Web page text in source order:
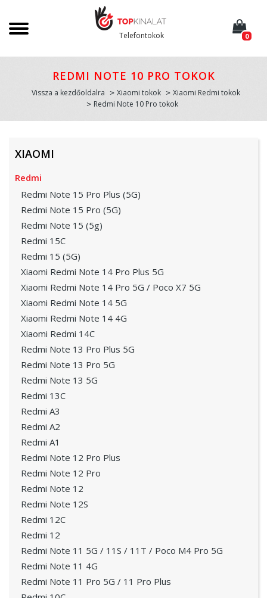
Telefontokok 0
REDMI NOTE 10 PRO TOKOK
Vissza a kezdőoldalra Xiaomi tokok
Xiaomi Redmi tokok
Redmi Note 10 Pro tokok
XIAOMI
Redmi
Redmi Note 15 Pro Plus (5G)
Redmi Note 15 Pro (5G)
Redmi Note 15 (5g)
Redmi 15C
Redmi 15 (5G)
Xiaomi Redmi Note 14 Pro Plus 5G
Xiaomi Redmi Note 14 Pro 5G / Poco X7 5G
Xiaomi Redmi Note 14 5G
Xiaomi Redmi Note 14 4G
Xiaomi Redmi 14C
Redmi Note 13 Pro Plus 5G
Redmi Note 13 Pro 5G
Redmi Note 13 5G
Redmi 13C
Redmi A3
Redmi A2
Redmi A1
Redmi Note 12 Pro Plus
Redmi Note 12 Pro
Redmi Note 12
Redmi Note 12S
Redmi 12C
Redmi 12
Redmi Note 11 5G / 11S / 11T / Poco M4 Pro 5G
Redmi Note 11 4G
Redmi Note 11 Pro 5G / 11 Pro Plus